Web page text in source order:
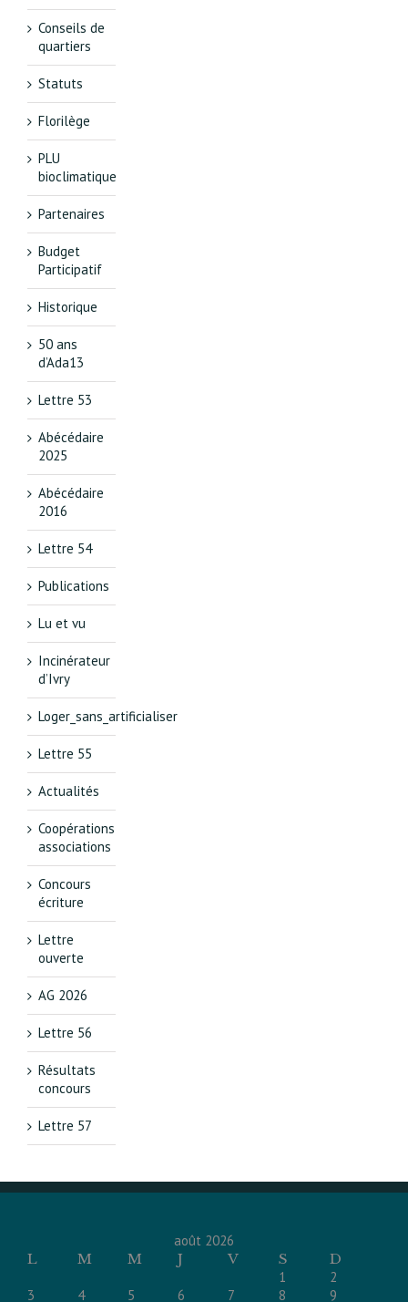
Conseils de
quartiers
Statuts
Florilège
PLU
bioclimatique
Partenaires
Budget
Participatif
Historique
50 ans
d’Ada13
Lettre 53
Abécédaire
2025
Abécédaire
2016
Lettre 54
Publications
Lu et vu
Incinérateur
d’Ivry
Loger_sans_artificialiser
Lettre 55
Actualités
Coopérations
associations
Concours
écriture
Lettre
ouverte
AG 2026
Lettre 56
Résultats
concours
Lettre 57
août 2026
L
M M J V S
D
1
2
3
4 5 6 7 8 9